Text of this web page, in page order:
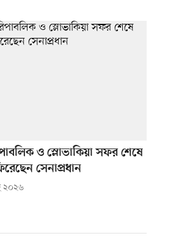
ও স্লোভাকিয়া সফর শেষে
সেনাপ্রধান
২০২৬